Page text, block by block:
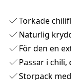
Torkade
Naturlig
För den en
Passar i chili,
Storpack